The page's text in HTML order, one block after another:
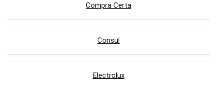
Compra Certa
Consul
Electrolux